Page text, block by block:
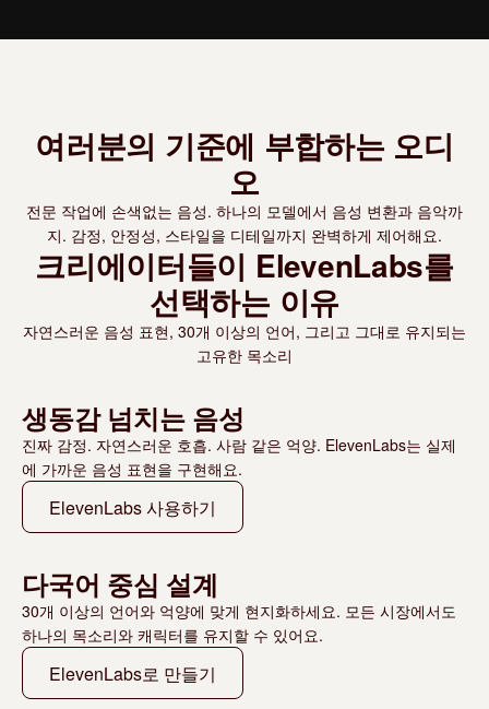
여러분의 기준에 부합하는 오디
오
전문 작업에 손색없는 음성. 하나의 모델에서 음성 변환과 음악까
지. 감정, 안정성, 스타일을 디테일까지 완벽하게 제어해요.
크리에이터들이 ElevenLabs를
선택하는 이유
자연스러운 음성 표현, 30개 이상의 언어, 그리고 그대로 유지되는
고유한 목소리
생동감 넘치는 음성
진짜 감정. 자연스러운 호흡. 사람 같은 억양. ElevenLabs는 실제
에 가까운 음성 표현을 구현해요.
ElevenLabs 사용하기
다국어 중심 설계
30개 이상의 언어와 억양에 맞게 현지화하세요. 모든 시장에서도
하나의 목소리와 캐릭터를 유지할 수 있어요.
ElevenLabs로 만들기